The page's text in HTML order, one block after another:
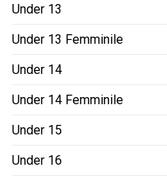
Under 13
Under 13 Femminile
Under 14
Under 14 Femminile
Under 15
Under 16